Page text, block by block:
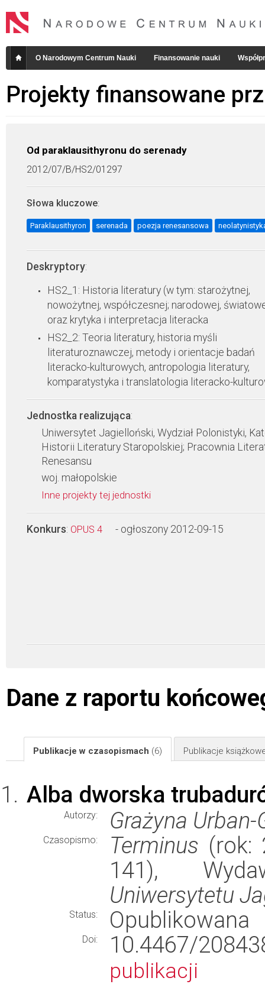
O Narodowym Centrum Nauki Finansowanie nauki
Projekty finansowane
Od paraklausithyronu do serenady
2012/07/B/HS2/01297
Słowa kluczowe:
Paraklausithyron serenada poezja renesansowa
Deskryptory:
HS2_1: Historia literatury (w tym: starożytnej,
nowożytnej, współczesnej; narodowej,
oraz krytyka i interpretacja literacka
HS2_2: Teoria literatury, historia myśli
literaturoznawczej, metody i orientacje badań
literacko-kulturowych, antropologia literatury,
komparatystyka i translatologia literacko-
Jednostka realizująca:
Uniwersytet Jagielloński, Wydział Polonistyki,
Historii Literatury Staropolskiej; Pracownia
Renesansu
woj. małopolskie
Inne projekty tej jednostki
Konkurs: OPUS 4 - ogłoszony 2012-09-15
Dane z raportu
Publikacje w czasopismach (6) Publikacje
Alba dworska
Autorzy: Grażyna Urban-
Czasopismo: Terminus (rok:
141),
Uniwersytetu
Status: Opublikowana
Doi: 10.4467/
publikacji